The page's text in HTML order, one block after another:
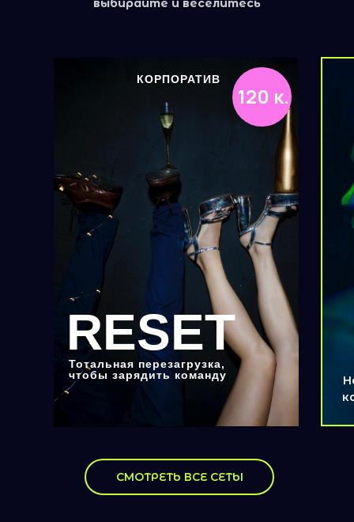
выбирайте и веселитесь
RESET
Тотальная перезагрузка,
чтобы зарядить команду
КОРПОРАТИВ
СМОТРЕТЬ ВСЕ СЕТЫ
120 к.